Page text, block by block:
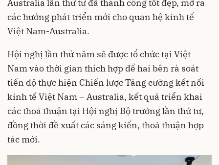
Australia lần thứ tư đã thành công tốt đẹp, mở ra
các hướng phát triển mới cho quan hệ kinh tế
Việt Nam-Australia.
Hội nghị lần thứ năm sẽ được tổ chức tại Việt
Nam vào thời gian thích hợp để hai bên rà soát
tiến độ thực hiện Chiến lược Tăng cường kết nối
kinh tế Việt Nam – Australia, kết quả triển khai
các thoả thuận tại Hội nghị Bộ trưởng lần thứ tư,
đồng thời đề xuất các sáng kiến, thoả thuận hợp
tác mới.